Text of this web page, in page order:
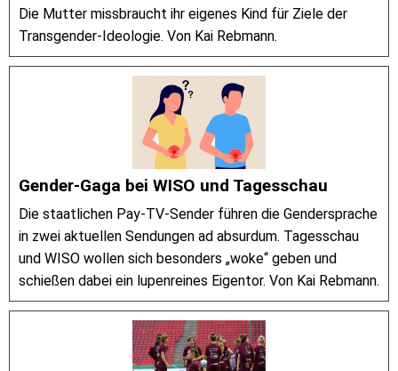
Die Mutter missbraucht ihr eigenes Kind für Ziele der
Transgender-Ideologie. Von Kai Rebmann.
Gender-Gaga bei WISO und Tagesschau
Die staatlichen Pay-TV-Sender führen die Gendersprache
in zwei aktuellen Sendungen ad absurdum. Tagesschau
und WISO wollen sich besonders „woke“ geben und
schießen dabei ein lupenreines Eigentor. Von Kai Rebmann.